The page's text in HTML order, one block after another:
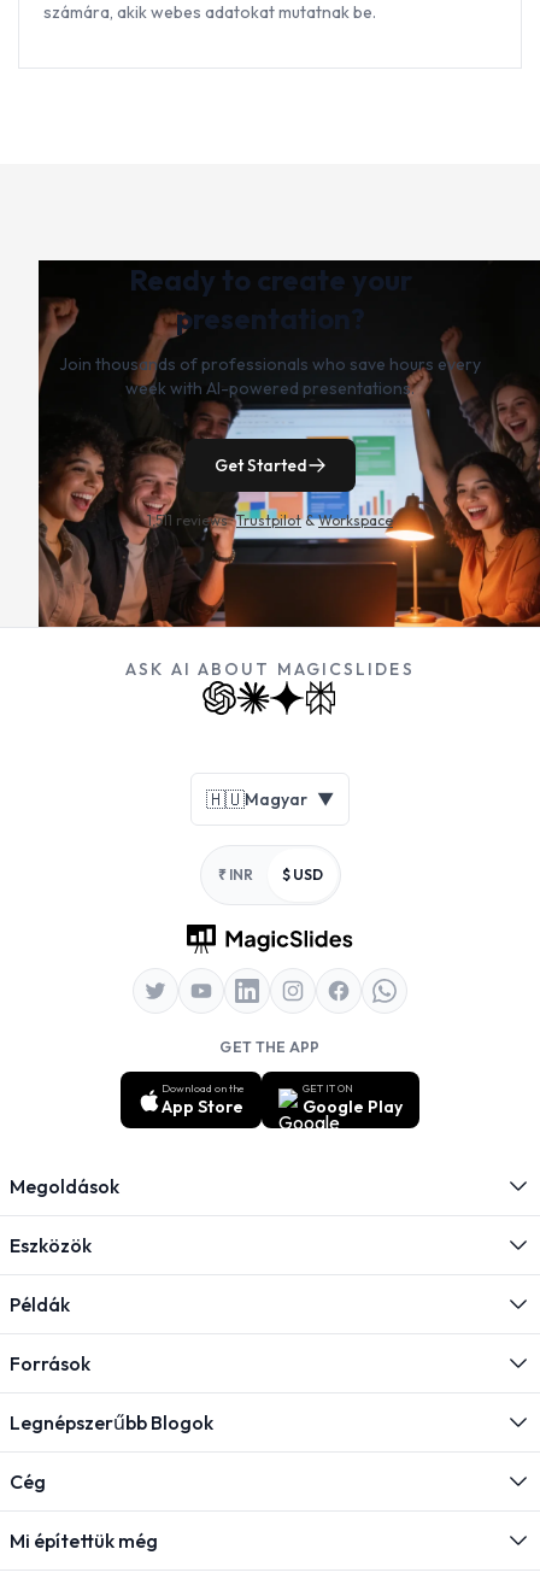
számára, akik webes adatokat mutatnak be.
Ready to create your
presentation?
Join thousands of professionals who save hours every
week with AI-powered presentations.
Get Started
1,511 reviews · Trustpilot & Workspace
ASK AI ABOUT MAGICSLIDES
🇭🇺Magyar ▼
₹ INR $ USD
GET THE APP
Download on the
App Store
GET IT ON
Google Play
Megoldások
Eszközök
Példák
Források
Legnépszerűbb Blogok
Cég
Mi építettük még